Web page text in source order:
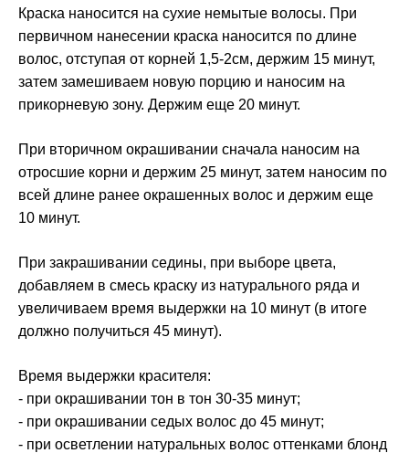
Краска наносится на сухие немытые волосы. При
первичном нанесении краска наносится по длине
волос, отступая от корней 1,5-2см, держим 15 минут,
затем замешиваем новую порцию и наносим на
прикорневую зону. Держим еще 20 минут.
При вторичном окрашивании сначала наносим на
отросшие корни и держим 25 минут, затем наносим по
всей длине ранее окрашенных волос и держим еще
10 минут.
При закрашивании седины, при выборе цвета,
добавляем в смесь краску из натурального ряда и
увеличиваем время выдержки на 10 минут (в итоге
должно получиться 45 минут).
Время выдержки красителя:
- при окрашивании тон в тон 30-35 минут;
- при окрашивании седых волос до 45 минут;
- при осветлении натуральных волос оттенками блонд